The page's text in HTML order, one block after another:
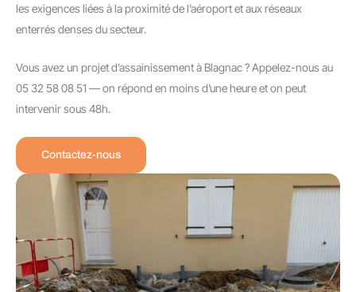
les exigences liées à la proximité de l’aéroport et aux réseaux
enterrés denses du secteur.
Vous avez un projet d’assainissement à Blagnac ? Appelez-nous au
05 32 58 08 51 — on répond en moins d’une heure et on peut
intervenir sous 48h.
Contactez-nous